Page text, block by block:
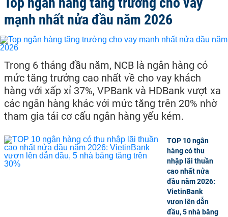
mạnh nhất nửa đầu năm 2026
Trong 6 tháng đầu năm, NCB là ngân hàng có
mức tăng trưởng cao nhất về cho vay khách
hàng với xấp xỉ 37%, VPBank và HDBank vượt xa
các ngân hàng khác với mức tăng trên 20% nhờ
tham gia tái cơ cấu ngân hàng yếu kém.
TOP 10 ngân
hàng có thu
nhập lãi thuần
cao nhất nửa
đầu năm 2026:
VietinBank
vươn lên dẫn
đầu, 5 nhà băng